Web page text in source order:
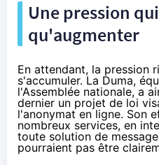
Une pression
qu'augmenter
En attendant, la pression
s'accumuler. La Duma,
l'Assemblée nationale, a
dernier un projet de loi
l'anonymat en ligne. Son
nombreux services, en
toute solution de
pourraient pas être